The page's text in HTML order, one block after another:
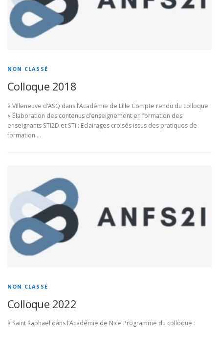
NON CLASSÉ
Colloque 2018
à Villeneuve d’ASQ dans l’Académie de Lille Compte rendu du colloque
« Élaboration des contenus d’enseignement en formation des
enseignants STI2D et STI : Eclairages croisés issus des pratiques de
formation …
NON CLASSÉ
Colloque 2022
à Saint Raphaël dans l’Académie de Nice Programme du colloque :